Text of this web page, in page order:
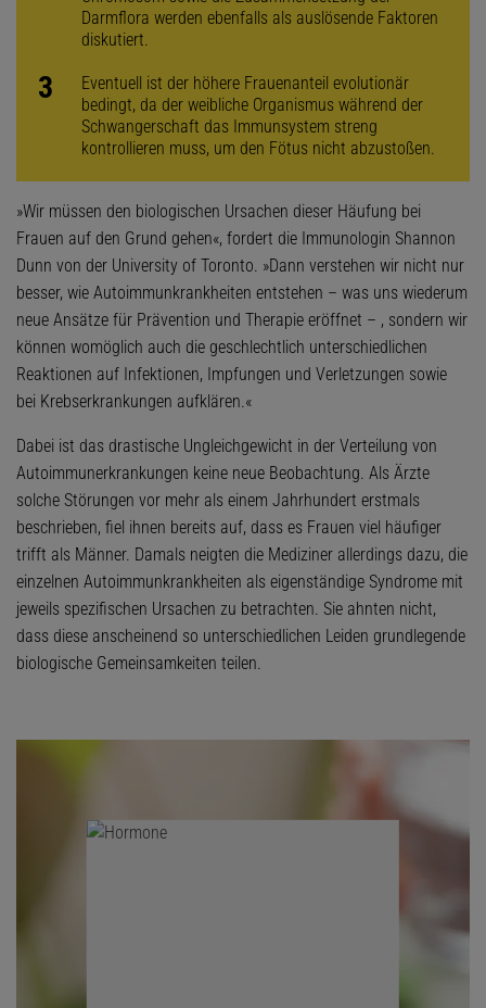
Darmflora werden ebenfalls als auslösende Faktoren
diskutiert.
Eventuell ist der höhere Frauenanteil evolutionär
bedingt, da der weibliche Organismus während der
Schwangerschaft das Immunsystem streng
kontrollieren muss, um den Fötus nicht abzustoßen.
»Wir müssen den biologischen Ursachen dieser Häufung bei
Frauen auf den Grund gehen«, fordert die Immunologin Shannon
Dunn von der University of Toronto. »Dann verstehen wir nicht nur
besser, wie Autoimmunkrankheiten entstehen – was uns wiederum
neue Ansätze für Prävention und Therapie eröffnet – , sondern wir
können womöglich auch die geschlechtlich unterschiedlichen
Reaktionen auf Infektionen, Impfungen und Verletzungen sowie
bei Krebserkrankungen aufklären.«
Dabei ist das drastische Ungleichgewicht in der Verteilung von
Autoimmunerkrankungen keine neue Beobachtung. Als Ärzte
solche Störungen vor mehr als einem Jahrhundert erstmals
beschrieben, fiel ihnen bereits auf, dass es Frauen viel häufiger
trifft als Männer. Damals neigten die Mediziner allerdings dazu, die
einzelnen Autoimmunkrankheiten als eigenständige Syndrome mit
jeweils spezifischen Ursachen zu betrachten. Sie ahnten nicht,
dass diese anscheinend so unterschiedlichen Leiden grundlegende
biologische Gemeinsamkeiten teilen.